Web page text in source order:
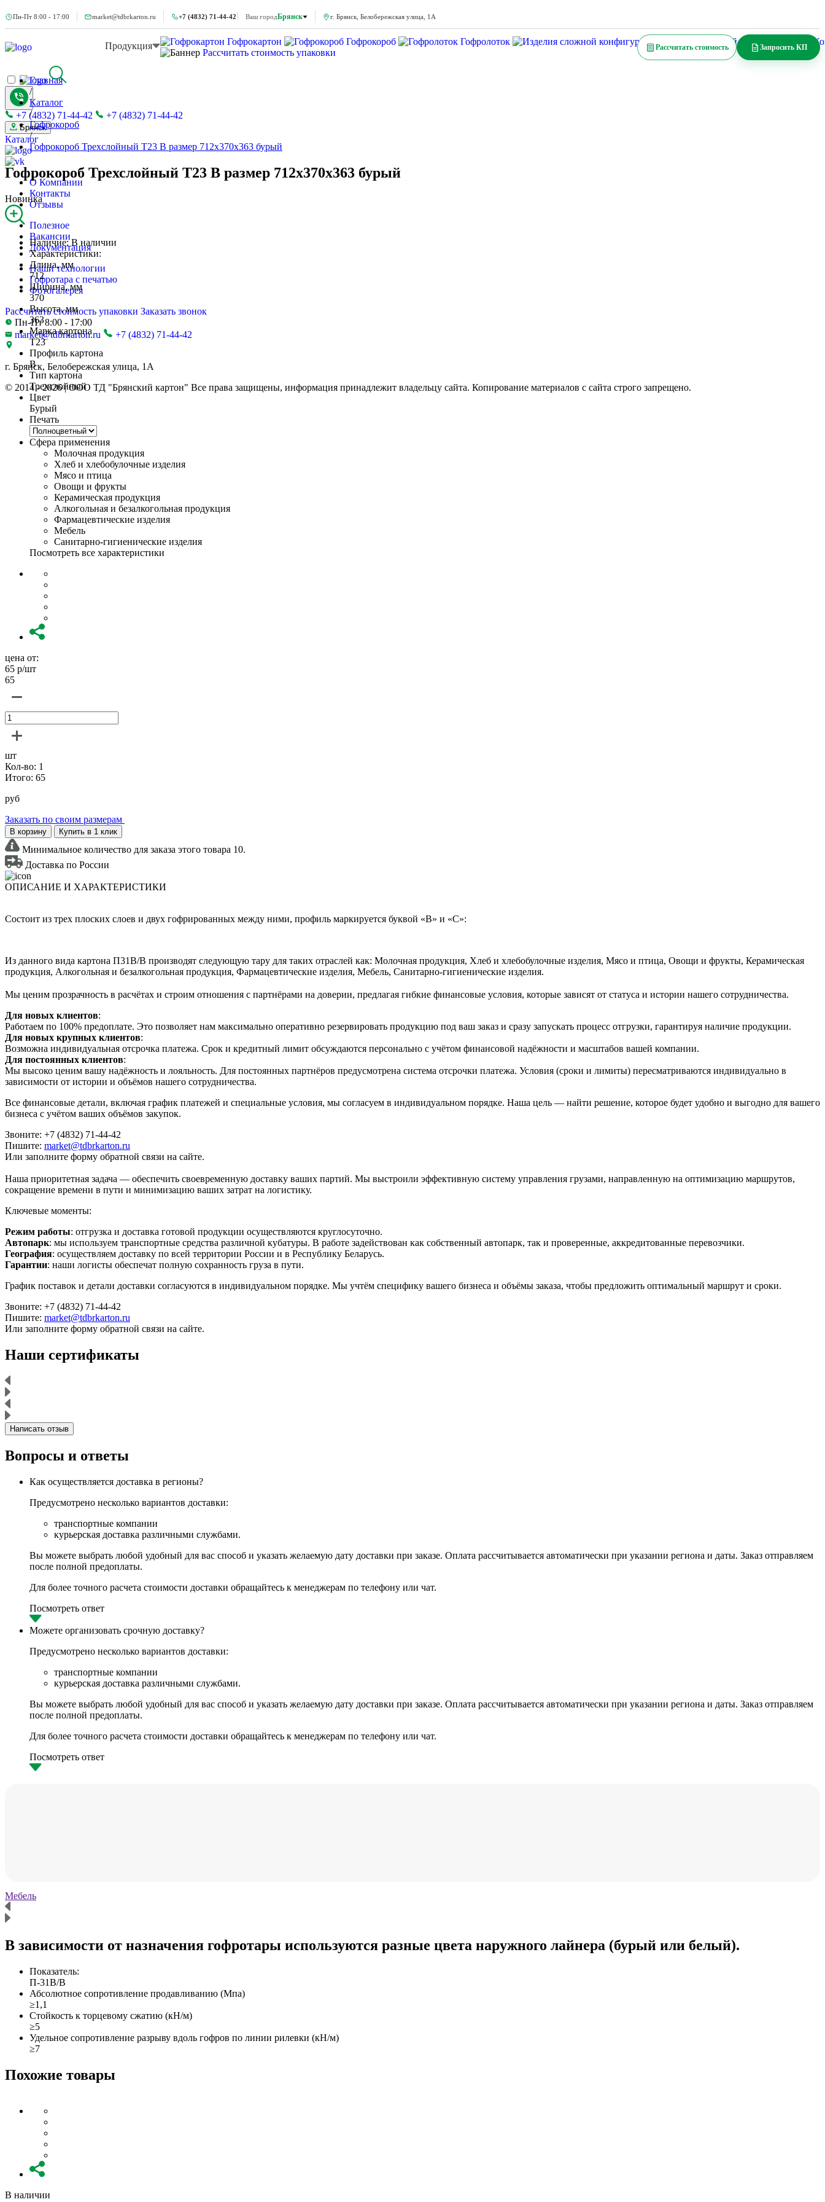
г. Брянск, Белобережская улица, 1А
Пн-Пт 8:00 - 17:00 market@tdbrkarton.ru Ваш городБрянск
+7 (4832) 71-44-42
Продукция Гофрокартон Гофрокороб Гофролоток
Изделия сложной конфигурации
Рассчитать стоимость упаковки
Рассчитать стоимость Запросить КП
+7 (4832) 71-44-42 +7 (4832) 71-44-42
Брянск
Каталог
О Компании
Контакты
Отзывы
Полезное
Вакансии
Документация
Наши технологии
Гофротара с печатью
Фотогалерея
Рассчитать стоимость упаковки Заказать звонок
Пн-Пт 8:00 - 17:00
market@tdbrkarton.ru
+7 (4832) 71-44-42
г. Брянск, Белобережская улица, 1А
© 2014 - 2026 | ООО ТД "Брянский картон" Все права защищены, информация принадлежит владельцу сайта. Копирование материалов с сайта строго запрещено.
Главная
/
Каталог
/
Гофрокороб
/
Гофрокороб Трехслойный Т23 B размер 712x370x363 бурый
Гофрокороб Трехслойный Т23 B размер 712x370x363 бурый
Новинка
Наличие:В наличии
Характеристики:
Длина, мм
712
Ширина, мм
370
Высота, мм
363
Марка картона
Т23
Профиль картона
B
Тип картона
Трехслойный
Цвет
Бурый
Печать
Сфера применения
Молочная продукция
Хлеб и хлебобулочные изделия
Мясо и птица
Овощи и фрукты
Керамическая продукция
Алкогольная и безалкогольная продукция
Фармацевтические изделия
Мебель
Санитарно-гигиенические изделия
Посмотреть все характеристики
цена от:
65 р/шт
65
шт
Кол-во: 1
Итого: 65
руб
Заказать по своим размерам
В корзину Купить в 1 клик
Минимальное количество для заказа этого товара 10.
Доставка по России
ОПИСАНИЕ И ХАРАКТЕРИСТИКИ
Состоит из трех плоских слоев и двух гофрированных между ними, профиль маркируется буквой «В» и «С»:
Из данного вида картона П31В/B производят следующую тару для таких отраслей как: Молочная продукция, Хлеб и хлебобулочные изделия, Мясо и птица, Овощи и фрукты, Керамическая
продукция, Алкогольная и безалкогольная продукция, Фармацевтические изделия, Мебель, Санитарно-гигиенические изделия.
Мы ценим прозрачность в расчётах и строим отношения с партнёрами на доверии, предлагая гибкие финансовые условия, которые зависят от статуса и истории нашего сотрудничества.
Для новых клиентов:
Работаем по 100% предоплате. Это позволяет нам максимально оперативно резервировать продукцию под ваш заказ и сразу запускать процесс отгрузки, гарантируя наличие продукции.
Для новых крупных клиентов:
Возможна индивидуальная отсрочка платежа. Срок и кредитный лимит обсуждаются персонально с учётом финансовой надёжности и масштабов вашей компании.
Для постоянных клиентов:
Мы высоко ценим вашу надёжность и лояльность. Для постоянных партнёров предусмотрена система отсрочки платежа. Условия (сроки и лимиты) пересматриваются индивидуально в
зависимости от истории и объёмов нашего сотрудничества.
Все финансовые детали, включая график платежей и специальные условия, мы согласуем в индивидуальном порядке. Наша цель — найти решение, которое будет удобно и выгодно для вашего
бизнеса с учётом ваших объёмов закупок.
Звоните: +7 (4832) 71-44-42
Пишите: market@tdbrkarton.ru
Или заполните форму обратной связи на сайте.
Наша приоритетная задача — обеспечить своевременную доставку ваших партий. Мы выстроили эффективную систему управления грузами, направленную на оптимизацию маршрутов,
сокращение времени в пути и минимизацию ваших затрат на логистику.
Ключевые моменты:
Режим работы: отгрузка и доставка готовой продукции осуществляются круглосуточно.
Автопарк: мы используем транспортные средства различной кубатуры. В работе задействован как собственный автопарк, так и проверенные, аккредитованные перевозчики.
География: осуществляем доставку по всей территории России и в Республику Беларусь.
Гарантии: наши логисты обеспечат полную сохранность груза в пути.
График поставок и детали доставки согласуются в индивидуальном порядке. Мы учтём специфику вашего бизнеса и объёмы заказа, чтобы предложить оптимальный маршрут и сроки.
Звоните: +7 (4832) 71-44-42
Пишите: market@tdbrkarton.ru
Или заполните форму обратной связи на сайте.
Наши сертификаты
Написать отзыв
Вопросы и ответы
Как осуществляется доставка в регионы?
Предусмотрено несколько вариантов доставки:
транспортные компании
курьерская доставка различными службами.
Вы можете выбрать любой удобный для вас способ и указать желаемую дату доставки при заказе. Оплата рассчитывается автоматически при указании региона и даты. Заказ отправляем
после полной предоплаты.
Для более точного расчета стоимости доставки обращайтесь к менеджерам по телефону или чат.
Посмотреть ответ
Можете организовать срочную доставку?
Предусмотрено несколько вариантов доставки:
транспортные компании
курьерская доставка различными службами.
Вы можете выбрать любой удобный для вас способ и указать желаемую дату доставки при заказе. Оплата рассчитывается автоматически при указании региона и даты. Заказ отправляем
после полной предоплаты.
Для более точного расчета стоимости доставки обращайтесь к менеджерам по телефону или чат.
Посмотреть ответ
Мебель
В зависимости от назначения гофротары используются разные цвета наружного лайнера (бурый или белый).
Показатель:
П-31В/B
Абсолютное сопротивление продавливанию (Мпа)
≥1,1
Стойкость к торцевому сжатию (кН/м)
≥5
Удельное сопротивление разрыву вдоль гофров по линии рилевки (кН/м)
≥7
Похожие товары
В наличии